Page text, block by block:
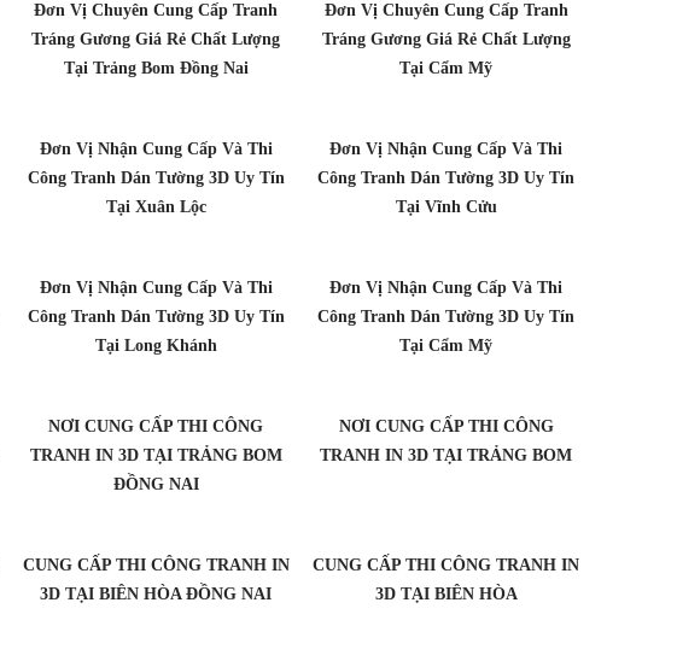
Đơn Vị Chuyên Cung Cấp Tranh
Tráng Gương Giá Rẻ Chất Lượng
Tại Trảng Bom Đồng Nai
Đơn Vị Chuyên Cung Cấp Tranh
Tráng Gương Giá Rẻ Chất Lượng
Tại Cẩm Mỹ
Đơn Vị Nhận Cung Cấp Và Thi
Công Tranh Dán Tường 3D Uy Tín
Tại Xuân Lộc
Đơn Vị Nhận Cung Cấp Và Thi
Công Tranh Dán Tường 3D Uy Tín
Tại Vĩnh Cửu
Đơn Vị Nhận Cung Cấp Và Thi
Công Tranh Dán Tường 3D Uy Tín
Tại Long Khánh
Đơn Vị Nhận Cung Cấp Và Thi
Công Tranh Dán Tường 3D Uy Tín
Tại Cẩm Mỹ
NƠI CUNG CẤP THI CÔNG
TRANH IN 3D TẠI TRẢNG BOM
ĐỒNG NAI
NƠI CUNG CẤP THI CÔNG
TRANH IN 3D TẠI TRẢNG BOM
CUNG CẤP THI CÔNG TRANH IN
3D TẠI BIÊN HÒA ĐỒNG NAI
CUNG CẤP THI CÔNG TRANH IN
3D TẠI BIÊN HÒA